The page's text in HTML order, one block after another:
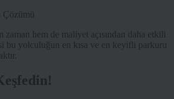
hem de maliyet açısından daha etkili
yolculuğun en kısa ve en keyifli parkuru